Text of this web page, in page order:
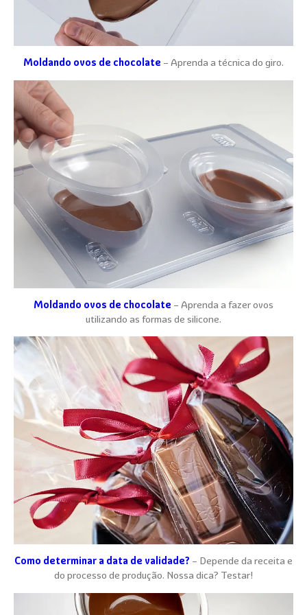
Moldando ovos de chocolate – Aprenda a técnica do giro.
Moldando ovos de chocolate – Aprenda a fazer ovos
utilizando as formas de silicone.
Como determinar a data de validade? – Depende da receita e
do processo de produção. Nossa dica? Testar!